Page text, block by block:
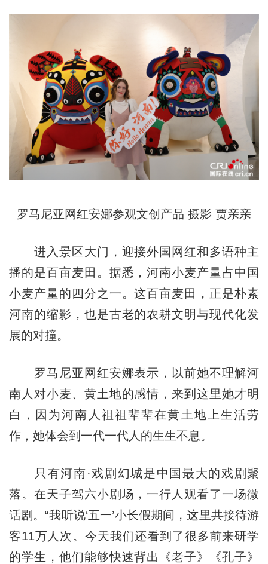
罗马尼亚网红安娜参观文创产品 摄影 贾亲亲
进入景区大门，迎接外国网红和多语种主
播的是百亩麦田。据悉，河南小麦产量占中国
小麦产量的四分之一。这百亩麦田，正是朴素
河南的缩影，也是古老的农耕文明与现代化发
展的对撞。
罗马尼亚网红安娜表示，以前她不理解河
南人对小麦、黄土地的感情，来到这里她才明
白，因为河南人祖祖辈辈在黄土地上生活劳
作，她体会到一代一代人的生生不息。
只有河南·戏剧幻城是中国最大的戏剧聚
落。在天子驾六小剧场，一行人观看了一场微
话剧。“我听说‘五一’小长假期间，这里共接待游
客11万人次。今天我们还看到了很多前来研学
的学生，他们能够快速背出《老子》《孔子》